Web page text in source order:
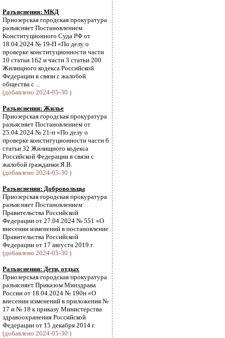
Разъяснения: МКД
Приозерская городская прокуратура
разъясняет Постановлением
Конституционного Суда РФ от
18.04.2024 № 19-П «По делу о
проверке конституционности части
10 статьи 162 и части 3 статьи 200
Жилищного кодекса Российской
Федерации в связи с жалобой
общества с ...
(добавлено 2024-05-30 )
Разъяснения: Жилье
Приозерская городская прокуратура
разъясняет Постановлением от
25.04.2024 № 21-п «По делу о
проверке конституционности части 6
статьи 32 Жилищного кодекса
Российской Федерации в связи с
жалобой гражданки Я.В.
(добавлено 2024-05-30 )
Разъяснения: Добровольцы
Приозерская городская прокуратура
разъясняет Постановлением
Правительства Российской
Федерации от 27.04.2024 № 551 «О
внесении изменений в постановление
Правительства Российской
Федерации от 17 августа 2019 г.
(добавлено 2024-05-30 )
Разъяснения: Дети, отдых
Приозерская городская прокуратура
разъясняет Приказом Минздрава
России от 18.04.2024 № 190н «О
внесении изменений в приложения №
17 и № 18 к приказу Министерства
здравоохранения Российской
Федерации от 15 декабря 2014 г.
(добавлено 2024-05-30 )